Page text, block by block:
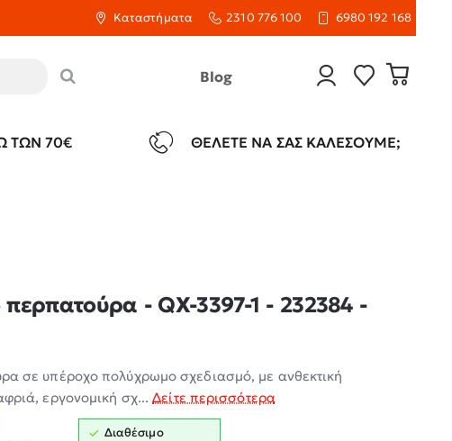
Καταστήματα 2310 776 100 6980 192 168
Blog
ΤΩΝ 70€ ΘΈΛΕΤΕ ΝΑ ΣΑΣ ΚΑΛΈΣΟΥΜΕ;
περπατούρα - QX-3397-1 - 232384 -
σε υπέροχο πολύχρωμο σχεδιασμό, με ανθεκτική
εργονομική σχ...Δείτε περισσότερα
Διαθέσιμο